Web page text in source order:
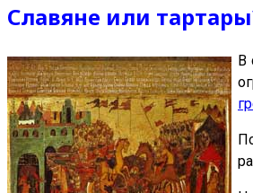
Славяне или
В